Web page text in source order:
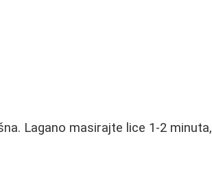
Lagano masirajte lice 1-2 minuta,